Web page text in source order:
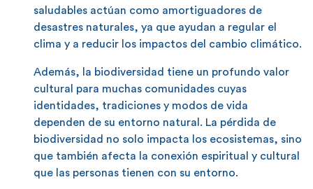
saludables actúan como amortiguadores de
desastres naturales, ya que ayudan a regular el
clima y a reducir los impactos del cambio climático.
Además, la biodiversidad tiene un profundo valor
cultural para muchas comunidades cuyas
identidades, tradiciones y modos de vida
dependen de su entorno natural. La pérdida de
biodiversidad no solo impacta los ecosistemas, sino
que también afecta la conexión espiritual y cultural
que las personas tienen con su entorno.